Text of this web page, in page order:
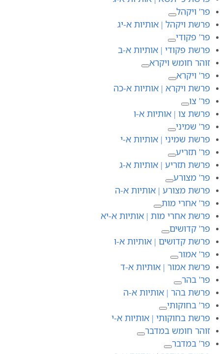
פר' ויקהל
פרשת ויקהל | אותיות א-יג
פר' פקודי
פרשת פקודי | אותיות א-ב
זוהר חומש ויקרא
פר' ויקרא
פרשת ויקרא | אותיות א-כה
פר' צו
פרשת צו | אותיות א-ו
פר' שמיני
פרשת שמיני | אותיות א-י
פר' תזריע
פרשת תזריע | אותיות א-ג
פר' מצורע
פרשת מצורע | אותיות א-ה
פר' אחרי מות
פרשת אחרי מות | אותיות א-יא
פר' קדושים
פרשת קדושים | אותיות א-ו
פר' אמור
פרשת אמור | אותיות א-ד
פר' בהר
פרשת בהר | אותיות א-ה
פר' בחוקותי
פרשת בחוקותי | אותיות א-י
זוהר חומש במדבר
פר' במדבר